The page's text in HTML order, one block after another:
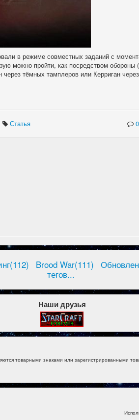
в режиме совместных заданий с
можно пройти, как посредством обороны
тёмных тамплеров или Керриган через
Статья 0
Brood War(111)
тегов...
Наши друзья
товарными знаками или зарегистрированными